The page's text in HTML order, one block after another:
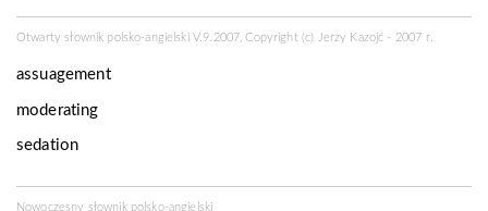
Otwarty słownik polsko-angielski V.9.2007, Copyright (c) Jerzy Kazojć - 2007 r.
assuagement
moderating
sedation
Nowoczesny słownik polsko-angielski